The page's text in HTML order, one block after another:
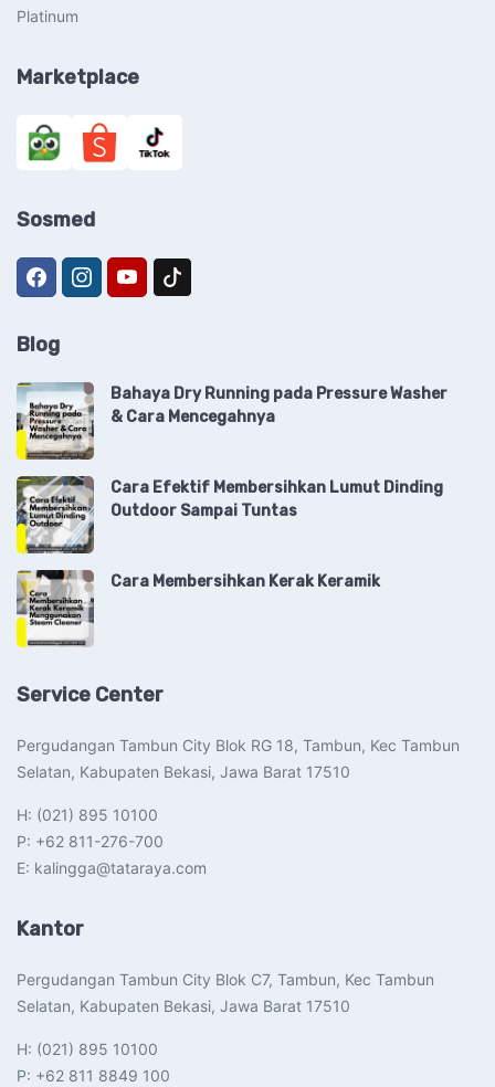
Platinum
Marketplace
Sosmed
Blog
Bahaya Dry Running pada Pressure Washer
& Cara Mencegahnya
Cara Efektif Membersihkan Lumut Dinding
Outdoor Sampai Tuntas
Cara Membersihkan Kerak Keramik
Service Center
Pergudangan Tambun City Blok RG 18, Tambun, Kec Tambun
Selatan, Kabupaten Bekasi, Jawa Barat 17510​
H: (021) 895 10100
P: +62 811-276-700
E: kalingga@tataraya.com
Kantor
Pergudangan Tambun City Blok C7, Tambun, Kec Tambun
Selatan, Kabupaten Bekasi, Jawa Barat 17510​
H: (021) 895 10100
P: +62 811 8849 100